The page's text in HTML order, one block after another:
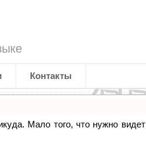
Контакты
Мало того, что нужно